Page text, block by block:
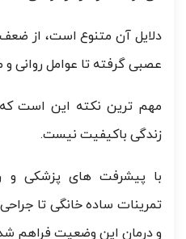
دلایل آن متنوع است، از
عصبی گرفته تا عوامل روانی
مهم ترین نکته این است
زندگی باکیفیت نیست.
با پیشرفت های پزشکی و
تمرینات ساده خانگی تا
و درمان این وضعیت فراهم